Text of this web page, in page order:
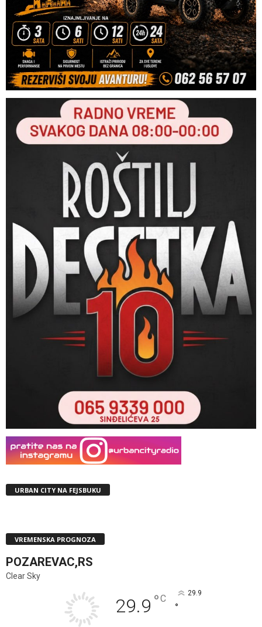
URBAN CITY NA FEJSBUKU
VREMENSKA PROGNOZA
POZAREVAC,RS
Clear Sky
29.9 °C 29.9
°